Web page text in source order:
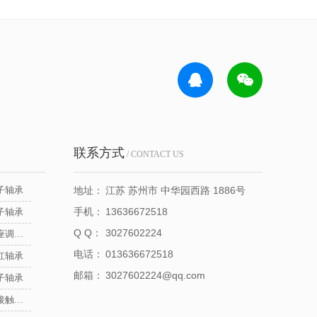
轴承
轴承
NSK立式带座调心轴承
轴承
轴承
NSK推力角接触球轴承
联系方式/ CONTACT US
地址： 江苏 苏州市 中华园西路 1886号
手机：
13636672518
Q Q：
3027602224
电话： 013636672518
邮箱： 3027602224@qq.com